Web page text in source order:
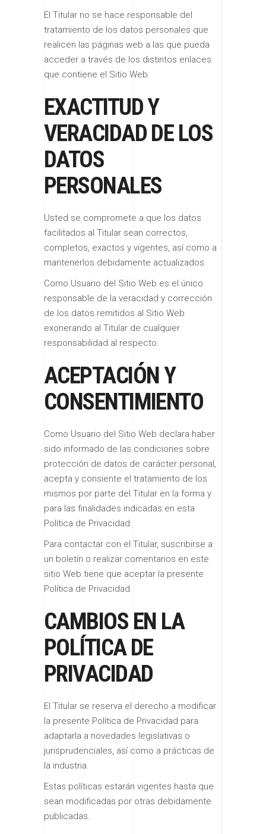
El Titular no se hace responsable del
tratamiento de los datos personales que
realicen las páginas web a las que pueda
acceder a través de los distintos enlaces
que contiene el Sitio Web.
EXACTITUD Y
VERACIDAD DE LOS
DATOS
PERSONALES
Usted se compromete a que los datos
facilitados al Titular sean correctos,
completos, exactos y vigentes, así como a
mantenerlos debidamente actualizados.
Como Usuario del Sitio Web es el único
responsable de la veracidad y corrección
de los datos remitidos al Sitio Web
exonerando al Titular de cualquier
responsabilidad al respecto.
ACEPTACIÓN Y
CONSENTIMIENTO
Como Usuario del Sitio Web declara haber
sido informado de las condiciones sobre
protección de datos de carácter personal,
acepta y consiente el tratamiento de los
mismos por parte del Titular en la forma y
para las finalidades indicadas en esta
Política de Privacidad.
Para contactar con el Titular, suscribirse a
un boletín o realizar comentarios en este
sitio Web tiene que aceptar la presente
Política de Privacidad.
CAMBIOS EN LA
POLÍTICA DE
PRIVACIDAD
El Titular se reserva el derecho a modificar
la presente Política de Privacidad para
adaptarla a novedades legislativas o
jurisprudenciales, así como a prácticas de
la industria.
Estas políticas estarán vigentes hasta que
sean modificadas por otras debidamente
publicadas.